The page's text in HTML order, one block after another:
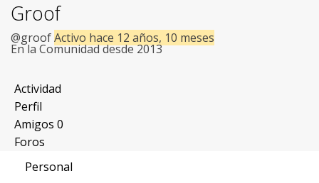
Ayuda
Contacto
Entrar
Crear Cuenta
Groof
@groofActivo hace 12 años, 10 meses
En la Comunidad desde 2013
Actividad
Perfil
Amigos 0
Foros
Personal